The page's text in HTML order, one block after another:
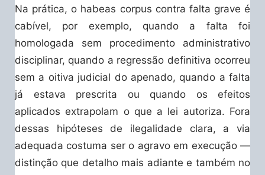
Na prática, o habeas corpus contra falta grave é
cabível, por exemplo, quando a falta foi
homologada sem procedimento administrativo
disciplinar, quando a regressão definitiva ocorreu
sem a oitiva judicial do apenado, quando a falta
já estava prescrita ou quando os efeitos
aplicados extrapolam o que a lei autoriza. Fora
dessas hipóteses de ilegalidade clara, a via
adequada costuma ser o agravo em execução —
distinção que detalho mais adiante e também no